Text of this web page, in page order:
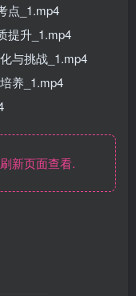
点_1.mp4
提升_1.mp4
与挑战_1.mp4
养_1.mp4
新页面查看.